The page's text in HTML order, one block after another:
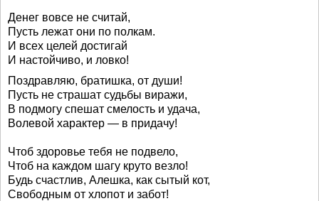
Денег вовсе не считай,
Пусть лежат они по полкам.
И всех целей достигай
И настойчиво, и ловко!
Поздравляю, братишка, от души!
Пусть не страшат судьбы виражи,
В подмогу спешат смелость и удача,
Волевой характер — в придачу!
Чтоб здоровье тебя не подвело,
Чтоб на каждом шагу круто везло!
Будь счастлив, Алешка, как сытый кот,
Свободным от хлопот и забот!